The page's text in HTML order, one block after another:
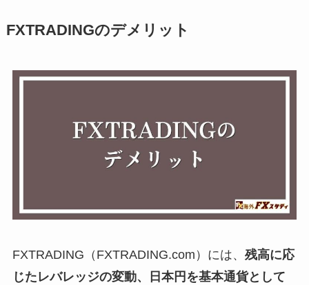
FXTRADINGのデメリット
FXTRADING（FXTRADING.com）には、 残高に応
じたレバレッジの変動、日本円を基本通貨として